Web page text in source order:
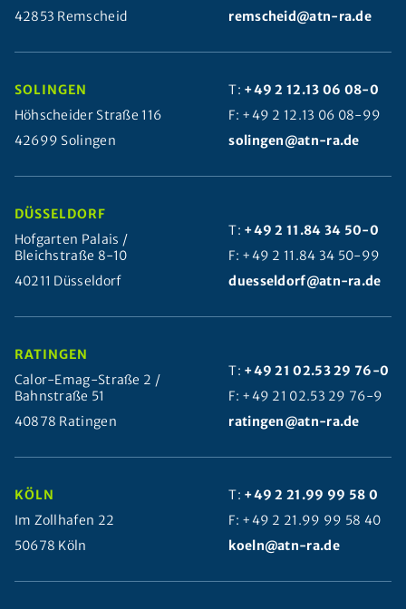
42853 Remscheid
remscheid@atn-ra.de
SOLINGEN
Höhscheider Straße 116
42699 Solingen
T: +49 2 12.13 06 08-0
F: +49 2 12.13 06 08-99
solingen@atn-ra.de
DÜSSELDORF
Hofgarten Palais /
Bleichstraße 8-10
40211 Düsseldorf
T: +49 2 11.84 34 50-0
F: +49 2 11.84 34 50-99
duesseldorf@atn-ra.de
RATINGEN
Calor-Emag-Straße 2 /
Bahnstraße 51
40878 Ratingen
T: +49 21 02.53 29 76-0
F: +49 21 02.53 29 76-9
ratingen@atn-ra.de
KÖLN
Im Zollhafen 22
50678 Köln
T: +49 2 21.99 99 58 0
F: +49 2 21.99 99 58 40
koeln@atn-ra.de